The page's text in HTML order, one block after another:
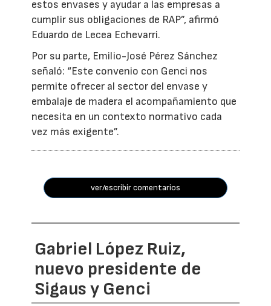
estos envases y ayudar a las empresas a
cumplir sus obligaciones de RAP”, afirmó
Eduardo de Lecea Echevarri.
Por su parte, Emilio-José Pérez Sánchez
señaló: “Este convenio con Genci nos
permite ofrecer al sector del envase y
embalaje de madera el acompañamiento que
necesita en un contexto normativo cada
vez más exigente”.
ver/escribir comentarios
Gabriel López Ruiz,
nuevo presidente de
Sigaus y Genci